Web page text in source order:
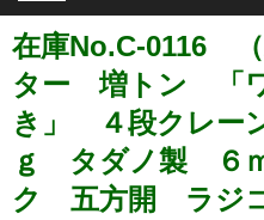
在庫No.C-0116
ター 増トン 「
き」 ４段クレー
ｇ タダノ製 ６
ク 五方開 ラジ